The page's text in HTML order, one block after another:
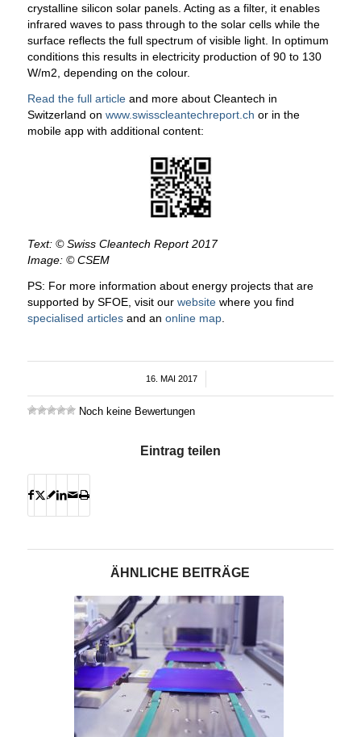
crystalline silicon solar panels. Acting as a filter, it enables
infrared waves to pass through to the solar cells while the
surface reflects the full spectrum of visible light. In optimum
conditions this results in electricity production of 90 to 130
W/m2, depending on the colour.
Read the full articleand more about Cleantech in
Switzerland on www.swisscleantechreport.ch or in the
mobile app with additional content:
Text: © Swiss Cleantech Report 2017
Image: © CSEM
PS: For more information about energy projects that are
supported by SFOE, visit our websitewhere you find
specialised articlesand an online map.
16. MAI 2017
/
Noch keine Bewertungen
Eintrag teilen
ÄHNLICHE BEITRÄGE